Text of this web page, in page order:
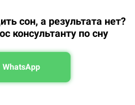
сон, а результата нет?
консультанту по сну
WhatsApp